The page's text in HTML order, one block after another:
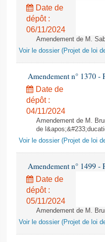
Date de
dépôt :
06/11/2024
Amendement de M.
Voir le dossier (Projet de loi
Amendement n° 1370 -
Date de
dépôt :
04/11/2024
Amendement de M.
de
Voir le dossier (Projet de loi
Amendement n° 1499 -
Date de
dépôt :
05/11/2024
Amendement de M.
Voir le dossier (Projet de loi